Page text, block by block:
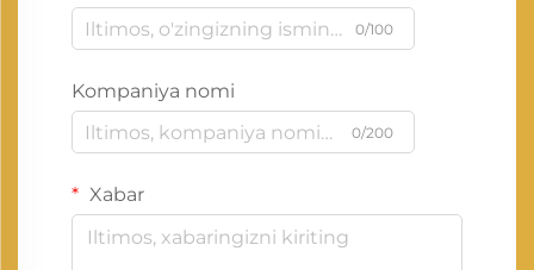
0/100
Kompaniya nomi
0/200
Xabar